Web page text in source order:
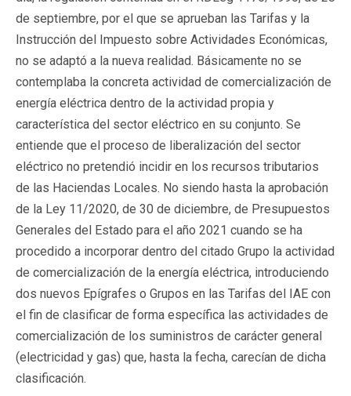
de septiembre, por el que se aprueban las Tarifas y la
Instrucción del Impuesto sobre Actividades Económicas,
no se adaptó a la nueva realidad. Básicamente no se
contemplaba la concreta actividad de comercialización de
energía eléctrica dentro de la actividad propia y
característica del sector eléctrico en su conjunto. Se
entiende que el proceso de liberalización del sector
eléctrico no pretendió incidir en los recursos tributarios
de las Haciendas Locales. No siendo hasta la aprobación
de la Ley 11/2020, de 30 de diciembre, de Presupuestos
Generales del Estado para el año 2021 cuando se ha
procedido a incorporar dentro del citado Grupo la actividad
de comercialización de la energía eléctrica, introduciendo
dos nuevos Epígrafes o Grupos en las Tarifas del IAE con
el fin de clasificar de forma específica las actividades de
comercialización de los suministros de carácter general
(electricidad y gas) que, hasta la fecha, carecían de dicha
clasificación.